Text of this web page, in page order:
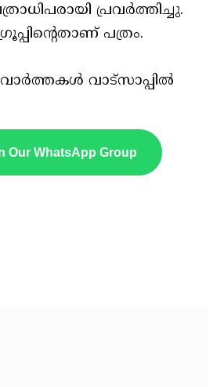
പ്രവർത്തിച്ചു.
പത്രം.
വാട്സാപ്പിൽ
Our WhatsApp Group